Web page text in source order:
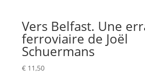
Vers Belfast. Une
ferroviaire de Joël
Schuermans
€11,50